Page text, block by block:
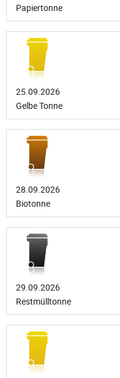
Papiertonne
25.09.2026
Gelbe Tonne
28.09.2026
Biotonne
29.09.2026
Restmülltonne